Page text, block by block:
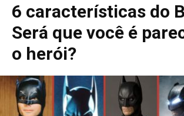
6 características do
Será que você é
o herói?